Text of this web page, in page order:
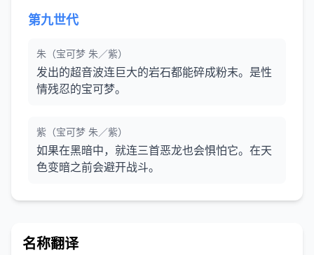
第九世代
朱（宝可梦 朱／紫）
发出的超音波连巨大的岩石都能碎成粉末。是性
情残忍的宝可梦。
紫（宝可梦 朱／紫）
如果在黑暗中，就连三首恶龙也会惧怕它。在天
色变暗之前会避开战斗。
名称翻译